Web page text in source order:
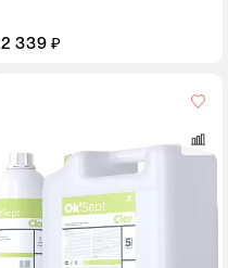
2 339 ₽